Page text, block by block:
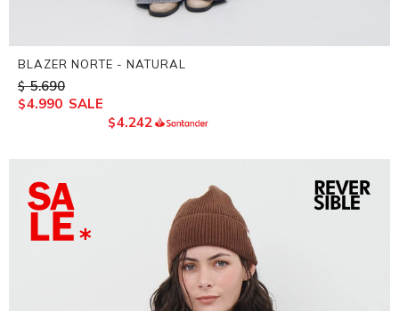
BLAZER NORTE - NATURAL
$ 5.690
$4.990
$4.242